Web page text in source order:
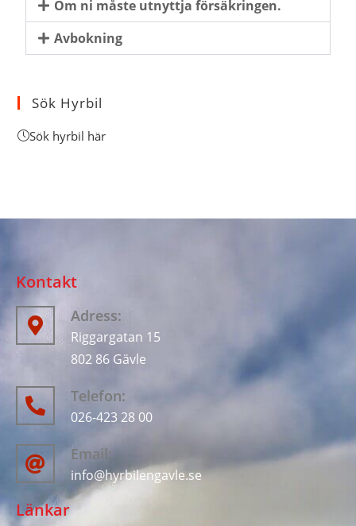
Om ni måste utnyttja försäkringen.
Avbokning
Sök Hyrbil
Sök hyrbil här
Kontakt
Adress:
Riggargatan 15
802 86 Gävle
Telefon:
026-423 28 00
Email:
info@hyrbilengavle.se
Länkar